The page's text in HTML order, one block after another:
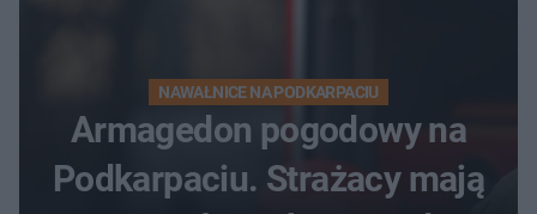
NAWAŁNICE NA PODKARPACIU
Armagedon pogodowy na
Podkarpaciu. Strażacy mają